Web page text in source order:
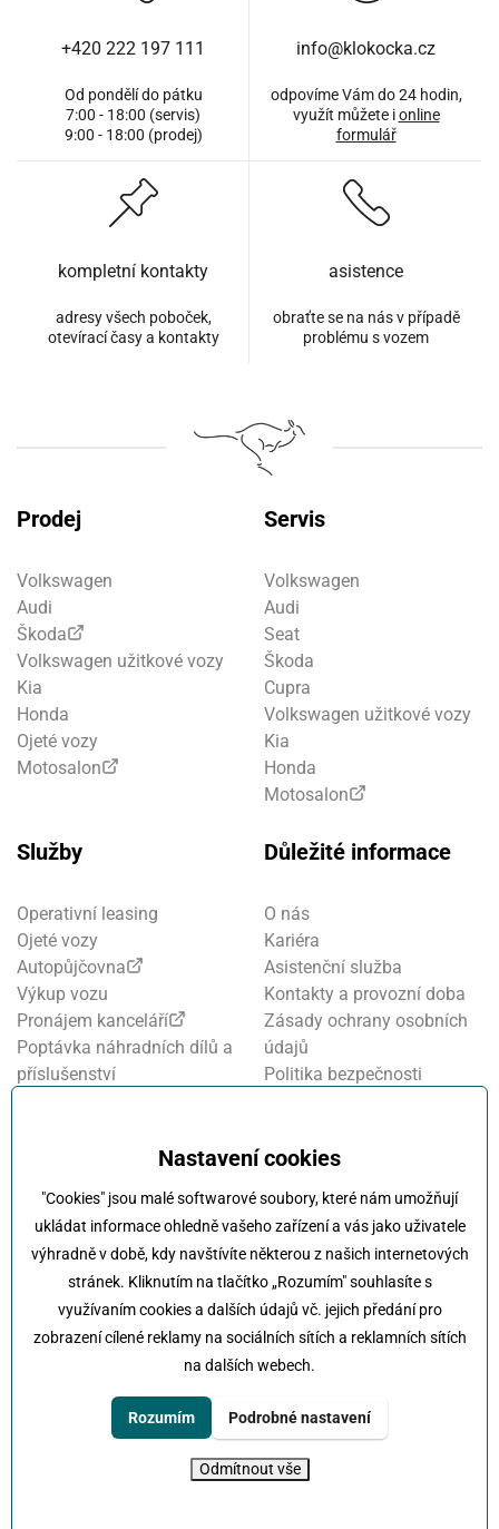
Nastavení cookies
"Cookies" jsou malé softwarové soubory, které nám umožňují
ukládat informace ohledně vašeho zařízení a vás jako uživatele
výhradně v době, kdy navštívíte některou z našich internetových
stránek. Kliknutím na tlačítko „Rozumím" souhlasíte s
využívaním cookies a dalších údajů vč. jejich předání pro
zobrazení cílené reklamy na sociálních sítích a reklamních sítích
na dalších webech.
Rozumím Podrobné nastavení
Odmítnout vše
+420 222 197 111
Od pondělí do pátku
7:00 - 18:00 (servis)
9:00 - 18:00 (prodej)
info@klokocka.cz
odpovíme Vám do 24 hodin,
využít můžete ionline
formulář
kompletní kontakty
adresy všech poboček,
otevírací časy a kontakty
asistence
obraťte se na nás v případě
problému s vozem
Prodej
Volkswagen
Audi
Škoda
Volkswagen užitkové vozy
Kia
Honda
Ojeté vozy
Motosalon
Servis
Volkswagen
Audi
Seat
Škoda
Cupra
Volkswagen užitkové vozy
Kia
Honda
Motosalon
Služby
Operativní leasing
Ojeté vozy
Autopůjčovna
Výkup vozu
Pronájem kanceláří
Poptávka náhradních dílů a
příslušenství
Důležité informace
O nás
Kariéra
Asistenční služba
Kontakty a provozní doba
Zásady ochrany osobních
údajů
Politika bezpečnosti
Oznamovací systém
Kola Klokočka - ukončení
provozu
Klokočka - Na každé cestě s vámi
Karlovarská 814/115 , 161 00 Praha 6 - Řepy
+420 222 197 111e-mail:info@klokocka.cz
© 2026 KlokočkaTvorba webuUVM interactive